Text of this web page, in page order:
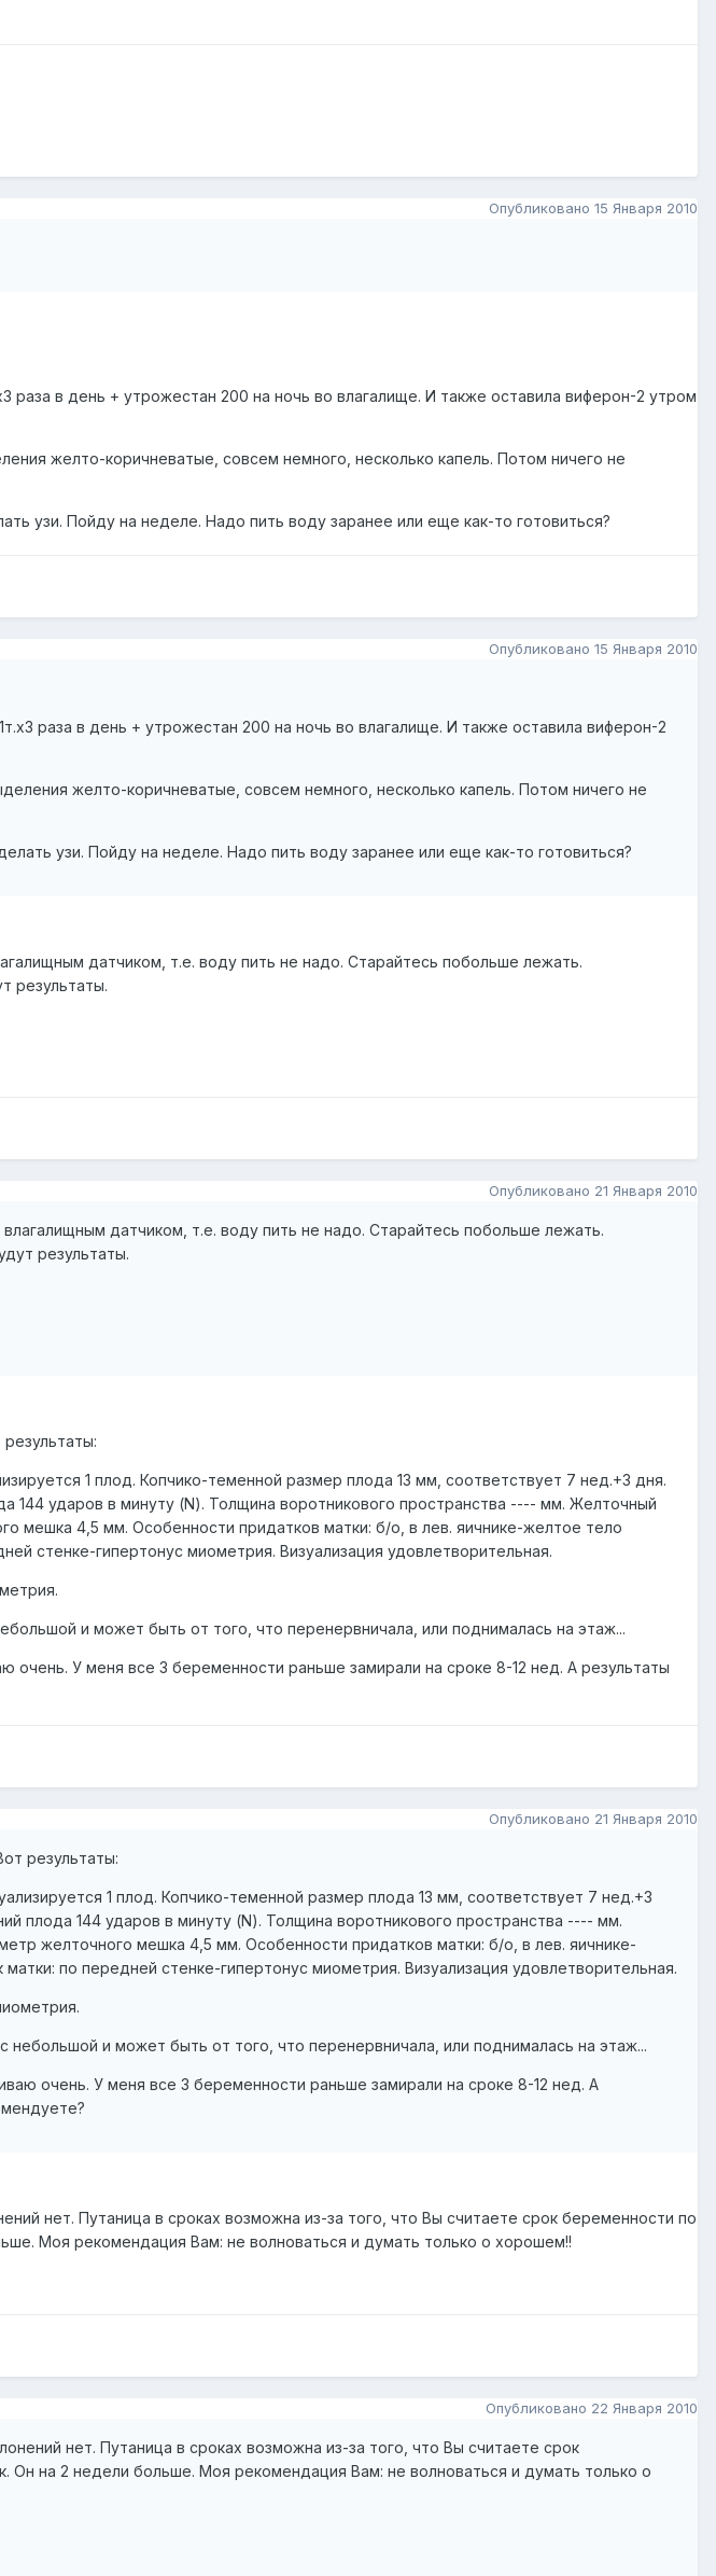
Опубликовано 15 Января 2010
раза в день + утрожестан 200 на ночь во влагалище. И также оставила виферон-2 утром
желто-коричневатые, совсем немного, несколько капель. Потом ничего не
узи. Пойду на неделе. Надо пить воду заранее или еще как-то готовиться?
Опубликовано 15 Января 2010
раза в день + утрожестан 200 на ночь во влагалище. И также оставила виферон-2
желто-коричневатые, совсем немного, несколько капель. Потом ничего не
узи. Пойду на неделе. Надо пить воду заранее или еще как-то готовиться?
датчиком, т.е. воду пить не надо. Старайтесь побольше лежать.
результаты.
Опубликовано 21 Января 2010
датчиком, т.е. воду пить не надо. Старайтесь побольше лежать.
результаты.
1 плод. Копчико-теменной размер плода 13 мм, соответствует 7 нед.+3 дня.
ударов в минуту (N). Толщина воротникового пространства ---- мм. Желточный
мешка 4,5 мм. Особенности придатков матки: б/о, в лев. яичнике-желтое тело
стенке-гипертонус миометрия. Визуализация удовлетворительная.
и может быть от того, что перенервничала, или поднималась на этаж...
У меня все 3 беременности раньше замирали на сроке 8-12 нед. А результаты
Опубликовано 21 Января 2010
результаты:
1 плод. Копчико-теменной размер плода 13 мм, соответствует 7 нед.+3
плода 144 ударов в минуту (N). Толщина воротникового пространства ---- мм.
желточного мешка 4,5 мм. Особенности придатков матки: б/о, в лев. яичнике-
по передней стенке-гипертонус миометрия. Визуализация удовлетворительная.
небольшой и может быть от того, что перенервничала, или поднималась на этаж...
очень. У меня все 3 беременности раньше замирали на сроке 8-12 нед. А
нет. Путаница в сроках возможна из-за того, что Вы считаете срок беременности по
Моя рекомендация Вам: не волноваться и думать только о хорошем!!
Опубликовано 22 Января 2010
нет. Путаница в сроках возможна из-за того, что Вы считаете срок
Он на 2 недели больше. Моя рекомендация Вам: не волноваться и думать только о